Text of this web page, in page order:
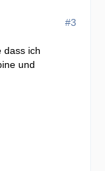
#3
dass ich
und